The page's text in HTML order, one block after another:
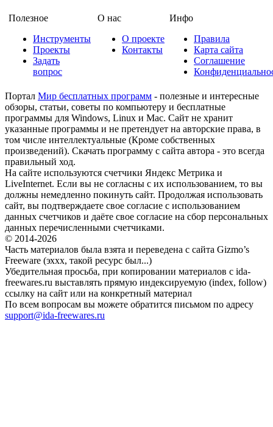
Полезное
Инструменты
Проекты
Задать
вопрос
О нас
О проекте
Контакты
Инфо
Правила
Карта сайта
Соглашение
Портал Мир бесплатных программ - полезные и интересные
обзоры, статьи, советы по компьютеру и бесплатные
программы для Windows, Linux и Mac. Сайт не хранит
указанные программы и не претендует на авторские права, в
том числе интеллектуальные (Кроме собственных
произведений). Скачать программу с сайта автора - это всегда
правильный ход.
На сайте используются счетчики Яндекс Метрика и
LiveInternet. Если вы не согласны с их использованием, то вы
должны немедленно покинуть сайт. Продолжая использовать
сайт, вы подтверждаете свое согласие с использованием
данных счетчиков и даёте свое согласие на сбор персональных
данных перечисленными счетчиками.
© 2014-2026
Часть материалов была взята и переведена с сайта Gizmo’s
Freeware (эххх, такой ресурс был...)
Убедительная просьба, при копировании материалов с ida-
freewares.ru выставлять прямую индексируемую (index, follow)
ссылку на сайт или на конкретный материал
По всем вопросам вы можете обратится письмом по адресу
support@ida-freewares.ru